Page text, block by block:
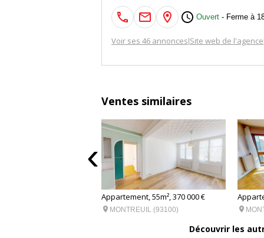
 Ouvert - Ferme à
Voir ses 46 annonces|Site web de l'agence
Ventes similaires
Appartement, 55m², 370 000 €
 MONTREUIL (93100) 
‹
Découvrir les